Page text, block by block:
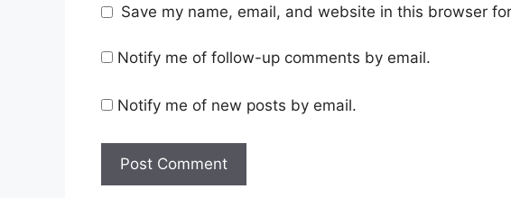
Save my name, email, and website in this browser
Notify me of follow-up comments by email.
Notify me of new posts by email.